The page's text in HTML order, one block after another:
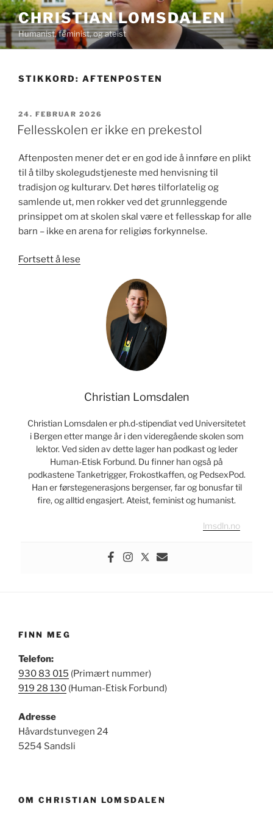
Gå
til
innhold
CHRISTIAN LOMSDALEN
Humanist, feminist, og ateist
STIKKORD: AFTENPOSTEN
PUBLISERT
24. FEBRUAR 2026
Fellesskolen er ikke en prekestol
Aftenposten mener det er en god ide å innføre en plikt
til å tilby skolegudstjeneste med henvisning til
tradisjon og kulturarv. Det høres tilforlatelig og
samlende ut, men rokker ved det grunnleggende
prinsippet om at skolen skal være et fellesskap for alle
barn – ikke en arena for religiøs forkynnelse.
Fortsett å lese
prekestol»
Christian Lomsdalen
Christian Lomsdalen er ph.d-stipendiat ved Universitetet
i Bergen etter mange år i den videregående skolen som
lektor. Ved siden av dette lager han podkast og leder
Human-Etisk Forbund. Du finner han også på
podkastene Tanketrigger, Frokostkaffen, og PedsexPod.
Han er førstegenerasjons bergenser, far og bonusfar til
fire, og alltid engasjert. Ateist, feminist og humanist.
lmsdln.no
FINN MEG
Telefon:
930 83 015 (Primært nummer)
919 28 130 (Human-Etisk Forbund)
Adresse
Håvardstunvegen 24
5254 Sandsli
OM CHRISTIAN LOMSDALEN